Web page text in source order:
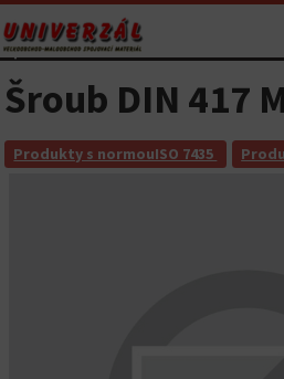
Šroub DIN 417
Produkty s normouISO 7435